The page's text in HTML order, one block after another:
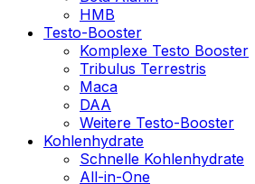
HMB
Testo-Booster
Komplexe Testo Booster
Tribulus Terrestris
Maca
DAA
Weitere Testo-Booster
Kohlenhydrate
Schnelle Kohlenhydrate
All-in-One